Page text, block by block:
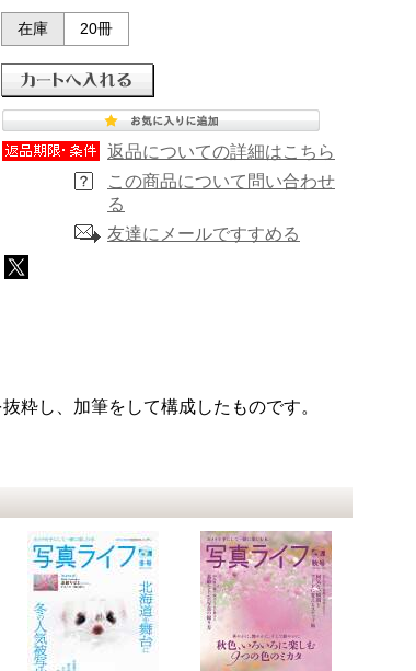
在庫 20冊
返品についての詳細はこちら
この商品について問い合わせ
る
友達にメールですすめる
粋し、加筆をして構成したものです。